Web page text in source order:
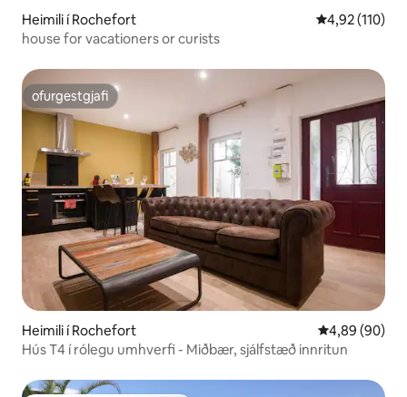
Heimili í Rochefort 4,92 af 5 í
4,92 (110)
house for vacationers or curists
ofurgestgjafi
ofurgestgjafi
Heimili í Rochefort 4,89 af 5 í
4,89 (90)
Hús T4 í rólegu umhverfi - Miðbær, sjálfstæð innritun